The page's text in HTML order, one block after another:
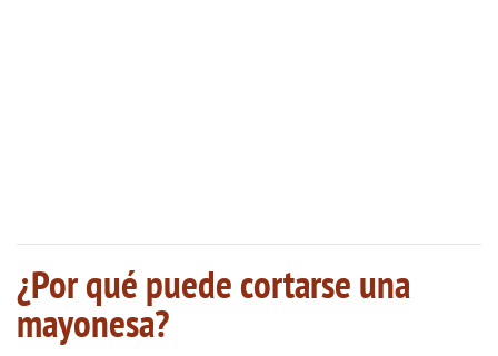
¿Por qué puede cortarse una
mayonesa?